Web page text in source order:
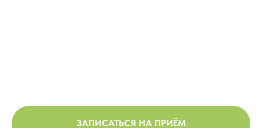
ЗАПИСАТЬСЯ НА ПРИЁМ